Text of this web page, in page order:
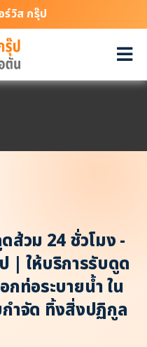
ร์วิส กรุ๊ป
ส้วม 24 ชั่วโมง -
| ให้บริการรับดูด
ท่อระบายน้ำ ใน
ำจัด ทิ้งสิ่งปฏิกูล